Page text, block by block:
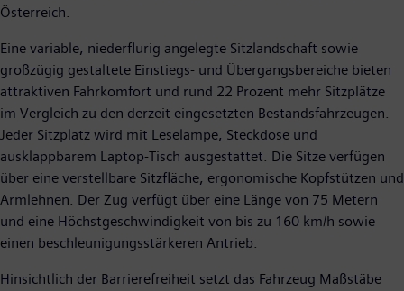
Österreich.
Eine variable, niederflurig angelegte Sitzlandschaft sowie
großzügig gestaltete Einstiegs- und Übergangsbereiche bieten
attraktiven Fahrkomfort und rund 22 Prozent mehr Sitzplätze
im Vergleich zu den derzeit eingesetzten Bestandsfahrzeugen.
Jeder Sitzplatz wird mit Leselampe, Steckdose und
ausklappbarem Laptop-Tisch ausgestattet. Die Sitze verfügen
über eine verstellbare Sitzfläche, ergonomische Kopfstützen und
Armlehnen. Der Zug verfügt über eine Länge von 75 Metern
und eine Höchstgeschwindigkeit von bis zu 160 km/h sowie
einen beschleunigungsstärkeren Antrieb.
Hinsichtlich der Barrierefreiheit setzt das Fahrzeug Maßstäbe